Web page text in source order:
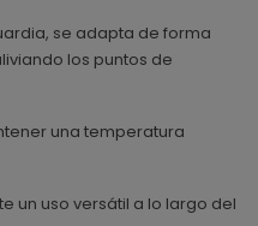
se adapta de forma
los puntos de
una temperatura
un uso versátil a lo largo del